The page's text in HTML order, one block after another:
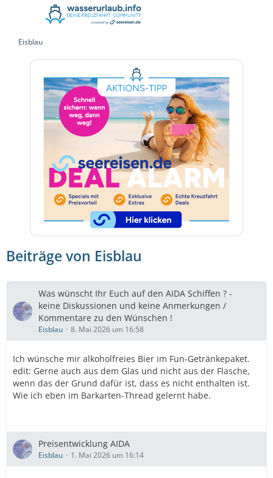
Eisblau
Beiträge von Eisblau
Was wünscht Ihr Euch auf den AIDA Schiffen ? -
keine Diskussionen und keine Anmerkungen /
Kommentare zu den Wünschen !
Eisblau 8. Mai 2026 um 16:58
Ich wünsche mir alkoholfreies Bier im Fun-Getränkepaket.
edit: Gerne auch aus dem Glas und nicht aus der Flasche,
wenn das der Grund dafür ist, dass es nicht enthalten ist.
Wie ich eben im Barkarten-Thread gelernt habe.
Preisentwicklung AIDA
Eisblau 1. Mai 2026 um 16:14